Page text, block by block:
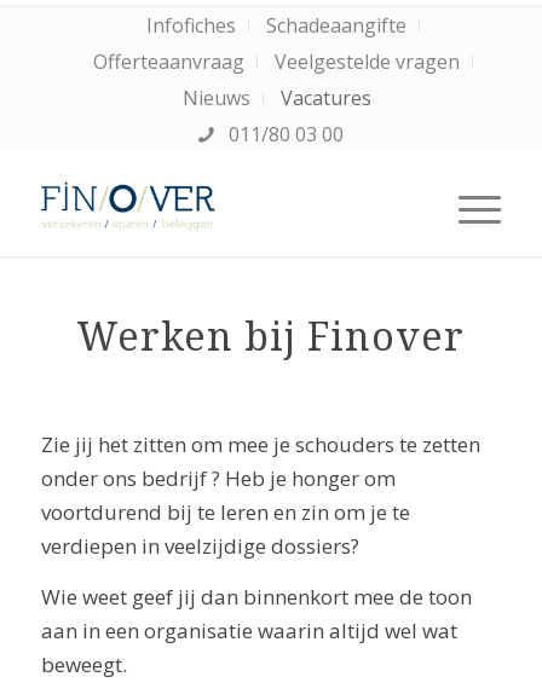
Infofiches
Schadeaangifte
Offerteaanvraag
Veelgestelde vragen
Nieuws
Vacatures
011/80 03 00
Werken bij Finover
Zie jij het zitten om mee je schouders te zetten
onder ons bedrijf ? Heb je honger om
voortdurend bij te leren en zin om je te
verdiepen in veelzijdige dossiers?
Wie weet geef jij dan binnenkort mee de toon
aan in een organisatie waarin altijd wel wat
beweegt.